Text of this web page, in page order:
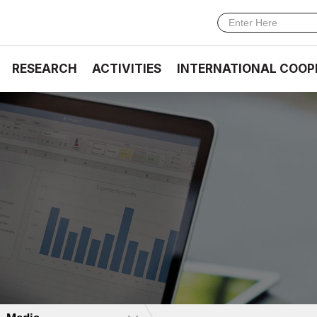
RESEARCH ACTIVITIES INTERNATIONAL